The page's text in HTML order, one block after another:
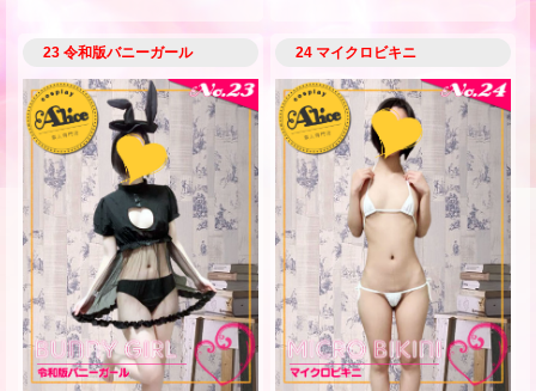
23 令和版バニーガール 24 マイクロビキニ